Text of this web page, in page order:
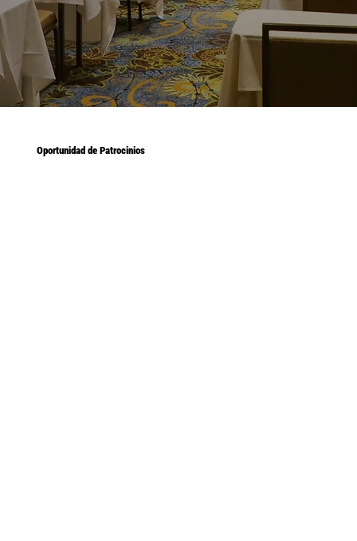
Oportunidad de Patrocinios